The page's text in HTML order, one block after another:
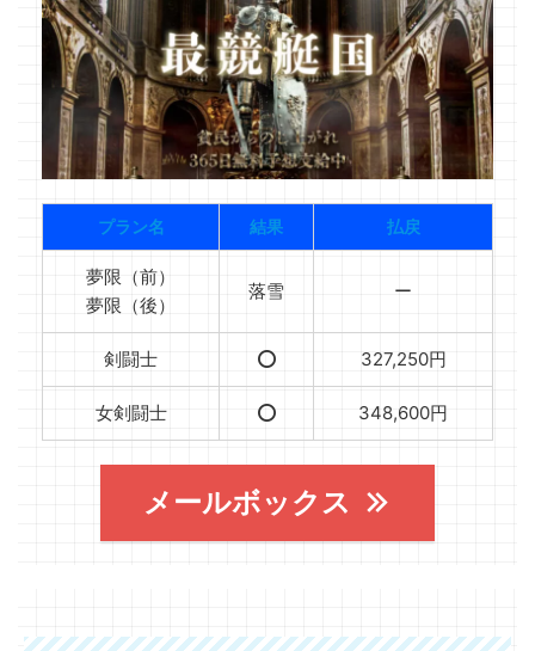
プラン名 結果 払戻
夢限（前）
夢限（後）
落雪 ー
剣闘士 ⭕️ 327,250円
女剣闘士 ⭕️ 348,600円
メールボックス